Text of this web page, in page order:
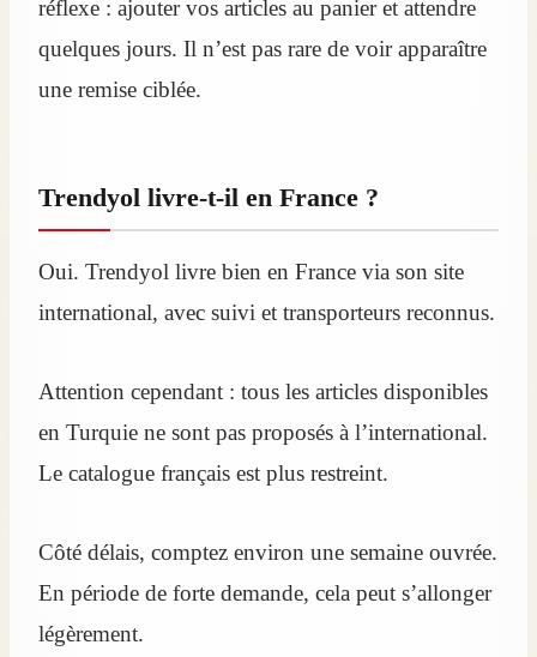
réflexe : ajouter vos articles au panier et attendre
quelques jours. Il n’est pas rare de voir apparaître
une remise ciblée.
Trendyol livre-t-il en France ?
Oui. Trendyol livre bien en France via son site
international, avec suivi et transporteurs reconnus.
Attention cependant : tous les articles disponibles
en Turquie ne sont pas proposés à l’international.
Le catalogue français est plus restreint.
Côté délais, comptez environ une semaine ouvrée.
En période de forte demande, cela peut s’allonger
légèrement.